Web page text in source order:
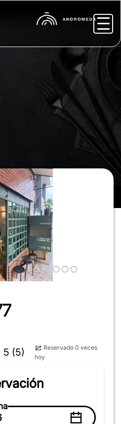
5 (5)
Reservado 0 veces
hoy